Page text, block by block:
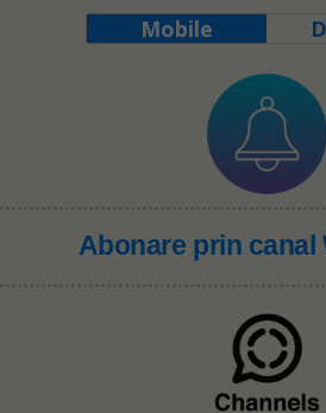
Mobile
Abonare prin canal